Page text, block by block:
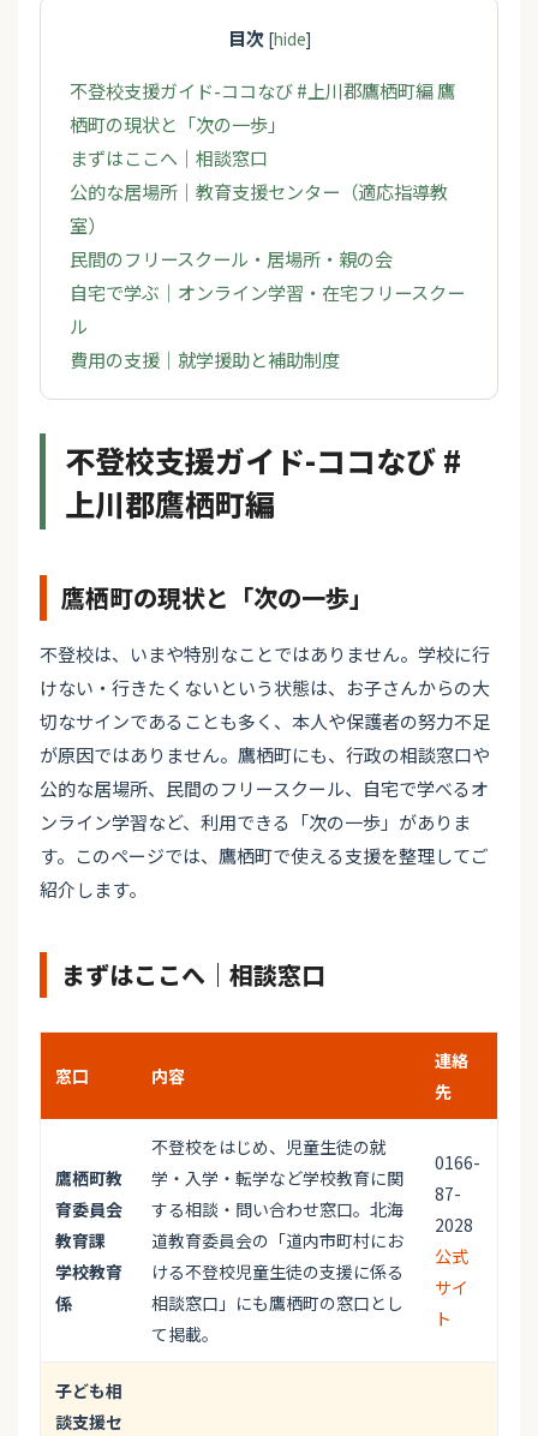
目次 [hide]
不登校支援ガイド-ココなび #上川郡鷹栖町編 鷹
栖町の現状と「次の一歩」
まずはここへ｜相談窓口
公的な居場所｜教育支援センター（適応指導教
室）
民間のフリースクール・居場所・親の会
自宅で学ぶ｜オンライン学習・在宅フリースクー
ル
費用の支援｜就学援助と補助制度
不登校支援ガイド-ココなび #
上川郡鷹栖町編
鷹栖町の現状と「次の一歩」
不登校は、いまや特別なことではありません。学校に行
けない・行きたくないという状態は、お子さんからの大
切なサインであることも多く、本人や保護者の努力不足
が原因ではありません。鷹栖町にも、行政の相談窓口や
公的な居場所、民間のフリースクール、自宅で学べるオ
ンライン学習など、利用できる「次の一歩」がありま
す。このページでは、鷹栖町で使える支援を整理してご
紹介します。
まずはここへ｜相談窓口
窓口 内容
連絡
先
鷹栖町教
育委員会
教育課
学校教育
係
不登校をはじめ、児童生徒の就
学・入学・転学など学校教育に関
する相談・問い合わせ窓口。北海
道教育委員会の「道内市町村にお
ける不登校児童生徒の支援に係る
相談窓口」にも鷹栖町の窓口とし
て掲載。
0166-
87-
2028
公式
サイ
ト
子ども相
談支援セ